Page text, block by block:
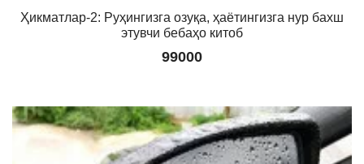
Ҳикматлар-2: Руҳингизга озуқа, ҳаётингизга нур бахш
этувчи бебаҳо китоб
99000